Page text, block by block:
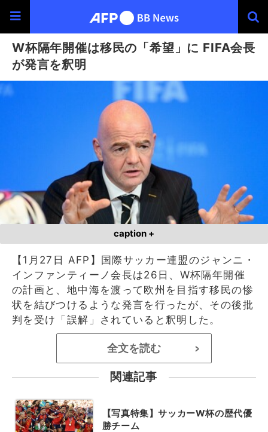
W杯隔年開催は移民の「希望」に FIFA会長
が発言を釈明
caption +
【1月27日 AFP】国際サッカー連盟のジャンニ・
インファンティーノ会長は26日、W杯隔年開催
の計画と、地中海を渡って欧州を目指す移民の惨
状を結びつけるような発言を行ったが、その後批
判を受け「誤解」されていると釈明した。
全文を読む >
関連記事
【写真特集】サッカーW杯の歴代優
勝チーム